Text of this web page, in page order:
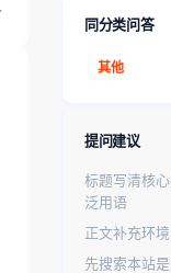
同分类问答
其他
提问建议
标题写清核
泛用语
正文补充环
先搜索本站